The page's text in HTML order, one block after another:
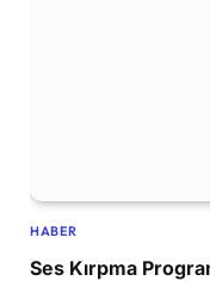
HABER
Ses Kırpma